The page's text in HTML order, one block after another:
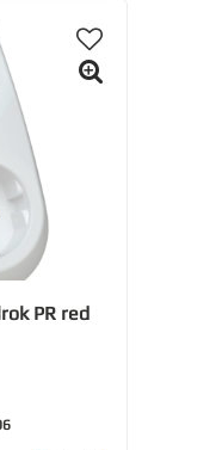
PR red